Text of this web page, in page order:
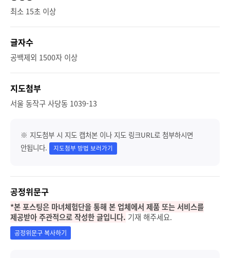
최소 15초 이상
글자수
공백제외 1500자 이상
지도첨부
서울 동작구 사당동 1039-13
※ 지도첨부 시 지도 캡처본 이나 지도 링크URL로 첨부하시면
안됩니다.
지도첨부 방법 보러가기
공정위문구
*본 포스팅은 마녀체험단을 통해 본 업체에서 제품 또는 서비스를
제공받아 주관적으로 작성한 글입니다. 기재 해주세요.
공정위문구 복사하기